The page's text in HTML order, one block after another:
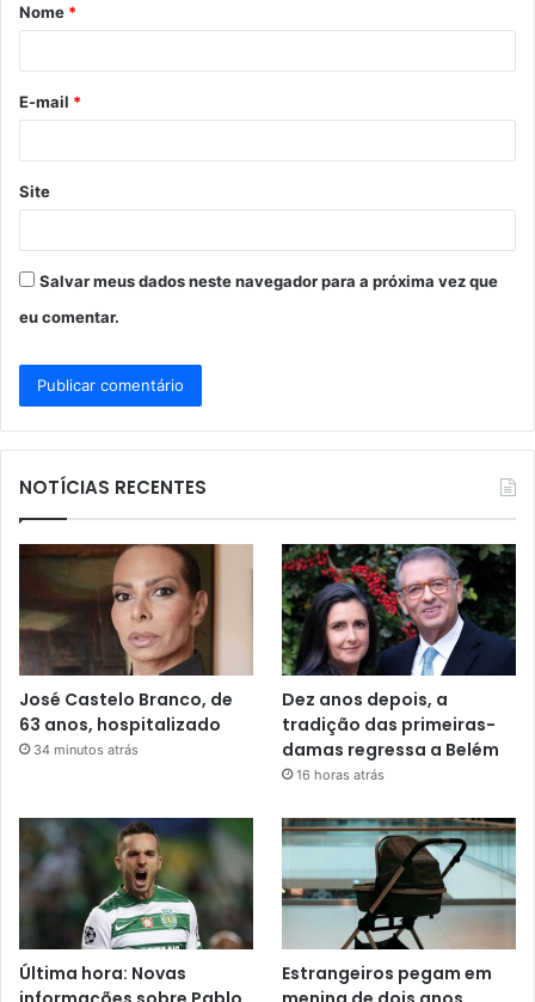
r
*
Nome *
E-mail *
Site
Salvar meus dados neste navegador para a próxima vez que
eu comentar.
NOTÍCIAS RECENTES
José Castelo Branco, de
63 anos, hospitalizado
34 minutos atrás
Dez anos depois, a
tradição das primeiras-
damas regressa a Belém
16 horas atrás
Última hora: Novas
Estrangeiros pegam em